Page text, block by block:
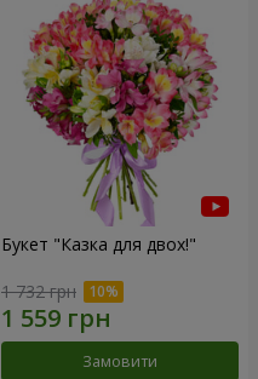
Букет "Казка для двох!"
1 732 грн
Замовити